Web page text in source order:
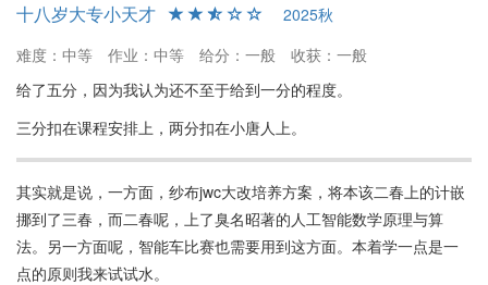
十八岁大专小天才
2025秋
难度：中等
作业：中等 给分：一般
收获：一般
给了五分，因为我认为还不至于给到一分的程度。
三分扣在课程安排上，两分扣在小唐人上。
其实就是说，一方面，纱布jwc大改培养方案，将本该二春上的计嵌
挪到了三春，而二春呢，上了臭名昭著的人工智能数学原理与算
法。另一方面呢，智能车比赛也需要用到这方面。本着学一点是一
点的原则我来试试水。